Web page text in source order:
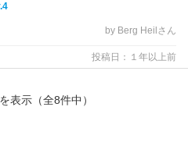
by Berg Heilさん
投稿日：１年以上前
表示（全8件中）